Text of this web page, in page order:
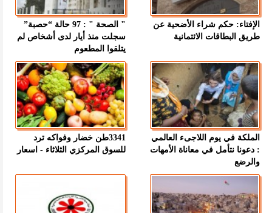
الإفتاء: حكم شراء الأضحية عن
طريق البطاقات الائتمانية
" الصحة " : 97 حالة “حصبة”
سجلت منذ أيار لدى أشخاص لم
يتلقوا المطعوم
الملكة في يوم اللاجىء العالمي
: دعونا نتأمل في معاناة الأمهات
والرضع
3341طن خضار وفواكه ترد
للسوق المركزي الثلاثاء - اسعار